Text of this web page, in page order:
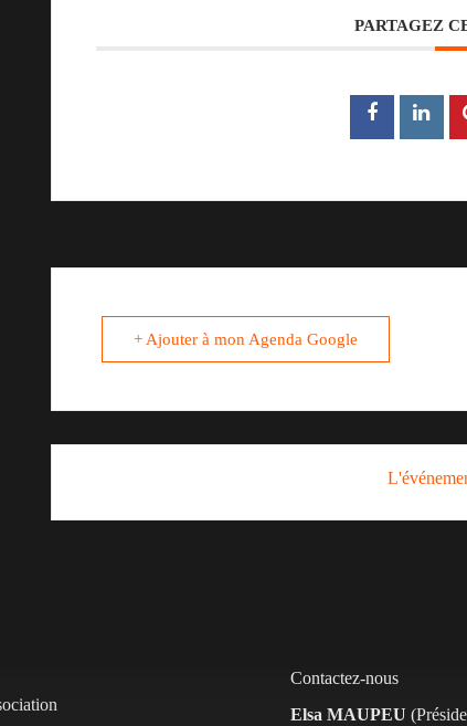
PARTAGEZ
+ Ajouter à mon Agenda Google
Contactez-nous
Elsa MAUPEU